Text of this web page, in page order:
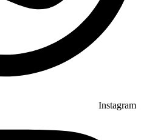
Instagram